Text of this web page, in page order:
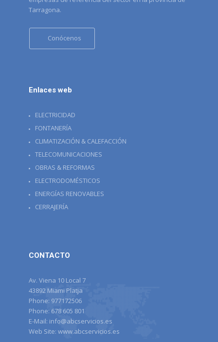
Tarragona.
Conócenos
Enlaces web
ELECTRICIDAD
FONTANERÍA
CLIMATIZACIÓN & CALEFACCIÓN
TELECOMUNICACIONES
OBRAS & REFORMAS
ELECTRODOMÉSTICOS
ENERGÍAS RENOVABLES
CERRAJERÍA
CONTACTO
Av. Viena 10 Local 7
43892 Miami Platja
Phone: 977172506
Phone: 678 605 801
E-Mail: info@abcservicios.es
Web Site: www.abcservicios.es